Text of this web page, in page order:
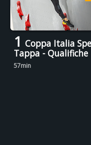
1 Coppa Italia
Tappa - Qualifiche
57min